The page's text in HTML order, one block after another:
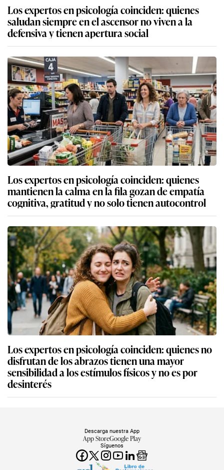
Los expertos en psicología coinciden: quienes
saludan siempre en el ascensor no viven a la
defensiva y tienen apertura social
Los expertos en psicología coinciden: quienes
mantienen la calma en la fila gozan de empatía
cognitiva, gratitud y no solo tienen autocontrol
Los expertos en psicología coinciden: quienes no
disfrutan de los abrazos tienen una mayor
sensibilidad a los estímulos físicos y no es por
desinterés
Síguenos
Descarga nuestra App
App StoreGoogle Play